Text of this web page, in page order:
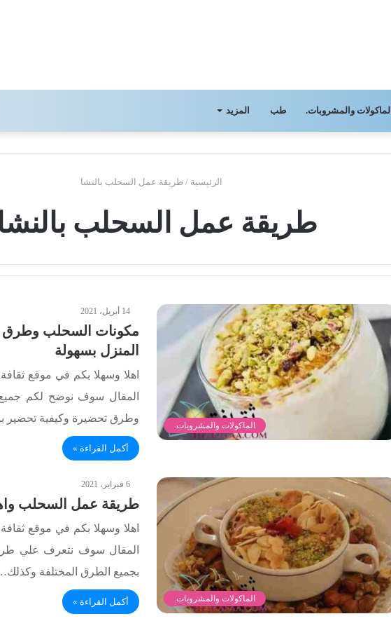
الماكولات والمشروبات. طب المزيد
الرئيسية / طريقة عمل السحلب بالنشا
طريقة عمل السحلب
الماكولات والمشروبات.
14 أبريل، 2021
مكونات السحلب
المنزل بسهولة
اهلا وسهلا بكم في موقع
المقال سوف نوضح لكم
وطرق تحضيرة وكيفية تحضير
أكمل القراءة »
الماكولات والمشروبات.
6 فبراير، 2021
طريقة عمل السحلب
اهلا وسهلا بكم في موقع
المقال سوف نتعرف علي
بجميع الطرق المختلفة
أكمل القراءة »